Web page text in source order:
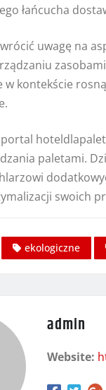
łańcucha
uwagę na
w kontekście
paletami.
swoich
ekologiczne
admin
Website: